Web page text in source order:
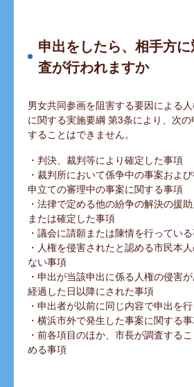
申出をしたら、相手方
査が行われますか
男女共同参画を阻害する要因による
に関する実施要綱 第3条により、次
することはできません。
・判決、裁判等により確定した事項
・裁判所において係争中の事案およ
申立ての審理中の事案に関する事項
・法律で定める他の紛争の解決の援助
または確定した事項
・議会に請願または陳情を行ってい
・人権を侵害されたと認める市民本
ない事項
・申出が当該申出に係る人権の侵害
経過した日以降にされた事項
・申出者が以前に同じ内容で申出を
・横浜市外で発生した事案に関する
・前各項目のほか、市長が調査する
める事項